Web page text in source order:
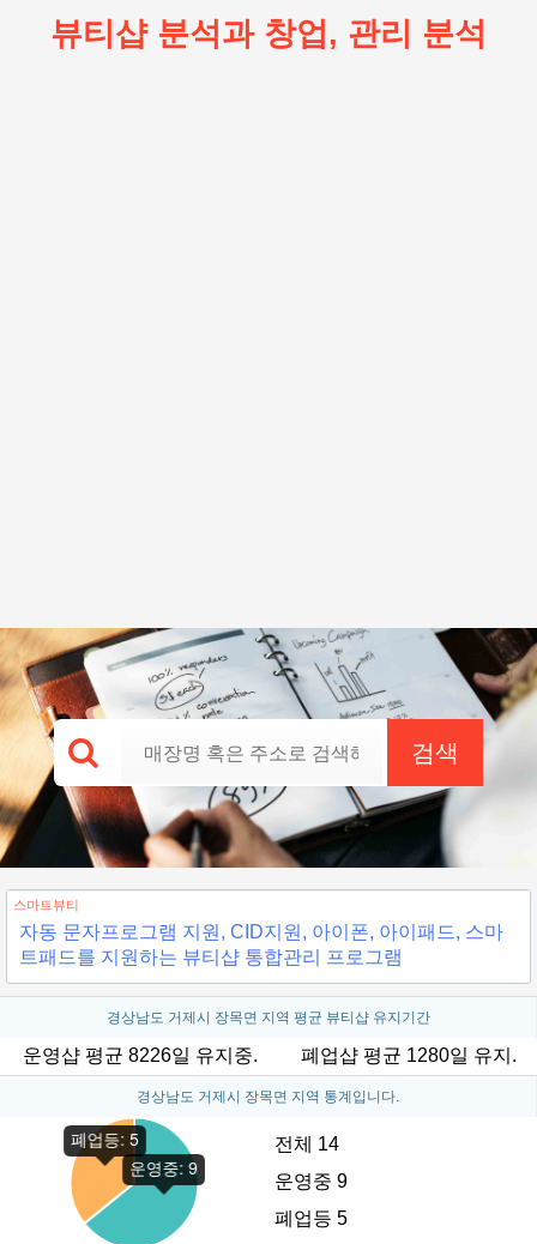
뷰티샵 분석과 창업, 관리 분석
검색
스마트뷰티
자동 문자프로그램 지원, CID지원, 아이폰, 아이패드, 스마
트패드를 지원하는 뷰티샵 통합관리 프로그램
경상남도 거제시 장목면 지역 평균 뷰티샵 유지기간
운영샵 평균 8226일 유지중. 폐업샵 평균 1280일 유지.
경상남도 거제시 장목면 지역 통계입니다.
전체 14
운영중 9
폐업등 5